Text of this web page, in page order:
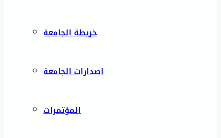
خريطة الجامعة
اصدارات الجامعة
المؤتمرات